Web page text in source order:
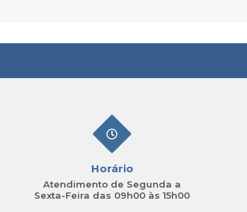
Horário
Atendimento de Segunda a
Sexta-Feira das 09h00 às 15h00